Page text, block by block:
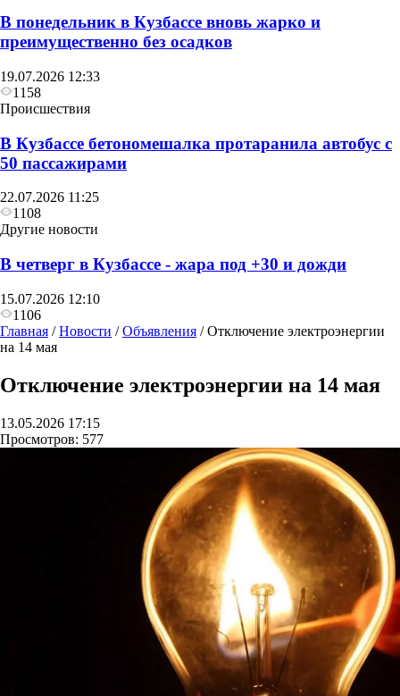
В понедельник в Кузбассе вновь жарко и
преимущественно без осадков
19.07.2026 12:33
1158
Происшествия
В Кузбассе бетономешалка протаранила автобус с
50 пассажирами
22.07.2026 11:25
1108
Другие новости
В четверг в Кузбассе - жара под +30 и дожди
15.07.2026 12:10
1106
Главная /Новости /Объявления /Отключение электроэнергии
на 14 мая
Отключение электроэнергии на 14 мая
13.05.2026 17:15
Просмотров: 577